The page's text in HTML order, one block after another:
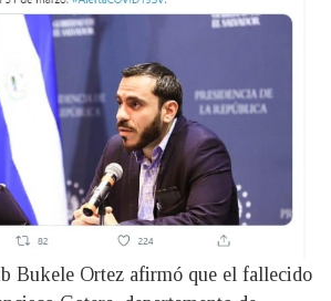
Bukele Ortez afirmó que el fallecido